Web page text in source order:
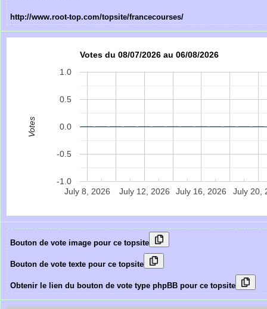
http://www.root-top.com/topsite/francecourses/
Votes du 08/07/2026 au 06/08/2026
July 8, 2026 July 12, 2026 July 16, 2026 July 20,
-1.0
-0.5
0.0
0.5
1.0
Votes
Bouton de vote image pour ce topsite
Bouton de vote texte pour ce topsite
Obtenir le lien du bouton de vote type phpBB pour ce topsite